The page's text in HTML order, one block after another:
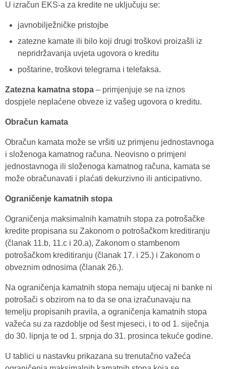
U izračun EKS-a za kredite ne uključuju se:
javnobilježničke pristojbe
zatezne kamate ili bilo koji drugi troškovi proizašli iz
nepridržavanja uvjeta ugovora o kreditu
poštarine, troškovi telegrama i telefaksa.
Zatezna kamatna stopa – primjenjuje se na iznos
dospjele neplaćene obveze iz vašeg ugovora o kreditu.
Obračun kamata
Obračun kamata može se vršiti uz primjenu jednostavnoga
i složenoga kamatnog računa. Neovisno o primjeni
jednostavnoga ili složenoga kamatnog računa, kamata se
može obračunavati i plaćati dekurzivno ili anticipativno.
Ograničenje kamatnih stopa
Ograničenja maksimalnih kamatnih stopa za potrošačke
kredite propisana su Zakonom o potrošačkom kreditiranju
(članak 11.b, 11.c i 20.a), Zakonom o stambenom
potrošačkom kreditiranju (članak 17. i 25.) i Zakonom o
obveznim odnosima (članak 26.).
Na ograničenja kamatnih stopa nemaju utjecaj ni banke ni
potrošači s obzirom na to da se ona izračunavaju na
temelju propisanih pravila, a ograničenja kamatnih stopa
važeća su za razdoblje od šest mjeseci, i to od 1. siječnja
do 30. lipnja te od 1. srpnja do 31. prosinca tekuće godine.
U tablici u nastavku prikazana su trenutačno važeća